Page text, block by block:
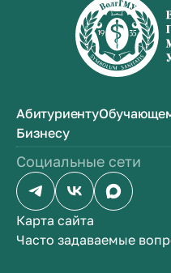
Абитуриенту
Бизнесу
Социальные сети
Карта сайта
Часто задаваемые